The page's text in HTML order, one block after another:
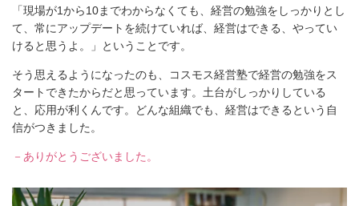
「現場が1から10までわからなくても、経営の勉強をしっかりとし
て、常にアップデートを続けていれば、経営はできる、やってい
けると思うよ。」ということです。
そう思えるようになったのも、コスモス経営塾で経営の勉強をス
タートできたからだと思っています。土台がしっかりしている
と、応用が利くんです。どんな組織でも、経営はできるという自
信がつきました。
－ありがとうございました。